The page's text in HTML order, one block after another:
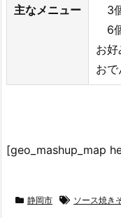
主なメニュー
3
6
お
お
[geo_mashup_map
静岡市 ソース焼き